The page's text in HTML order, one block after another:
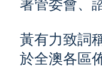
署管委會、
黃有力致詞
於全澳各區